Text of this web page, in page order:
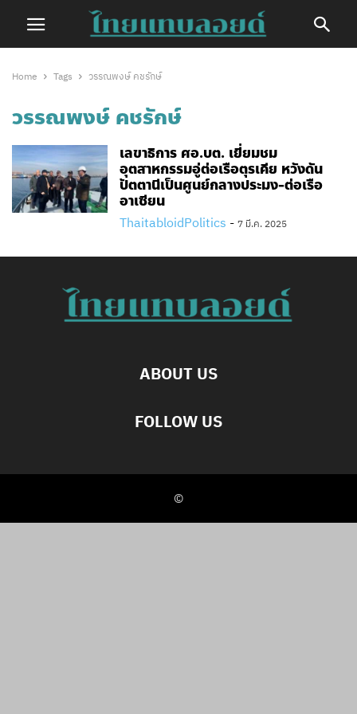
Home Tags วรรณพงษ์ คชรักษ์
วรรณพงษ์ คชรักษ์
เลขาธิการ ศอ.บต. เยี่ยมชม
อุตสาหกรรมอู่ต่อเรือตุรเคีย หวังดัน
ปัตตานีเป็นศูนย์กลางประมง-ต่อเรือ
อาเซียน
ThaitabloidPolitics - 7 มี.ค. 2025
ABOUT US
FOLLOW US
©